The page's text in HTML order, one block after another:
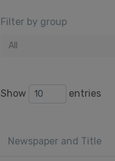
Filter by group
All
Show entries
Newspaper and Title